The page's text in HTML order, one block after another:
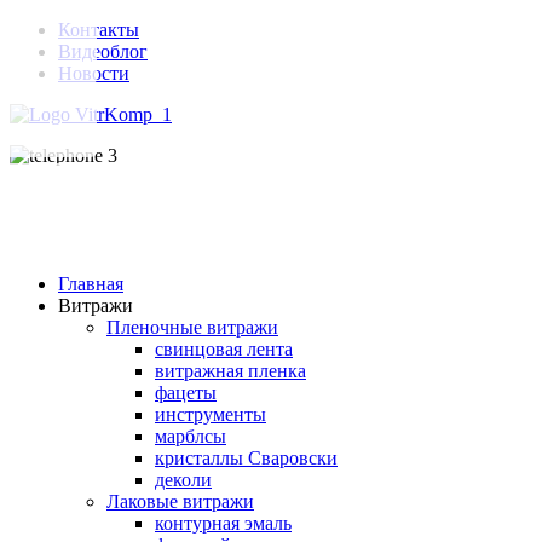
Контакты
Видеоблог
Новости
Главная
Витражи
Пленочные витражи
свинцовая лента
витражная пленка
фацеты
инструменты
марблсы
кристаллы Сваровски
деколи
Лаковые витражи
контурная эмаль